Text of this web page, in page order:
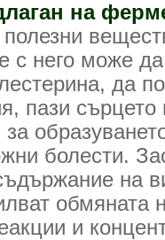
на
полезни
с него може
да
пази сърцето
болести.
на
обмяната
и